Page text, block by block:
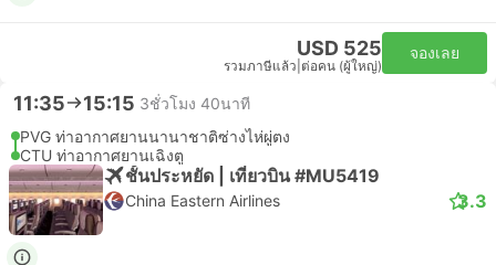
USD 525
รวมภาษีแล้ว ต่อคน (ผู้ใหญ่)
จองเลย
11:35 15:15 3ชั่วโมง 40นาที
PVG ท่าอากาศยานนานาชาติซ่างไห่ผู่ตง
CTU ท่าอากาศยานเฉิงตู
ชั้นประหยัด | เที่ยวบิน #MU5419
China Eastern Airlines 3.3